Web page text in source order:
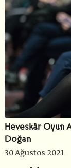
Heveskâr Oyun
Doğan
30 Ağustos 2021